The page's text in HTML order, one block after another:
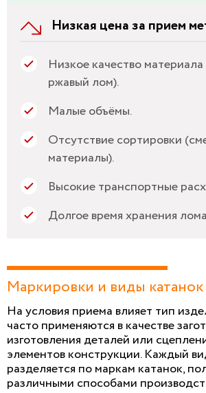
Низкая цена за прием
Низкое качество материала
ржавый лом).
Малые объёмы.
Отсутствие сортировки
материалы).
Высокие транспортные
Долгое время хранения
Маркировки и виды катанок
На условия приема влияет тип
часто применяются в качестве
изготовления деталей или
элементов конструкции. Каждый
разделяется по маркам катанок,
различными способами